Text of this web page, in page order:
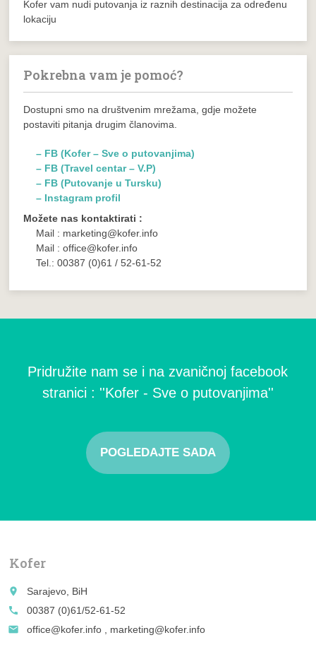
Kofer vam nudi putovanja iz raznih destinacija za određenu
lokaciju
Pokrebna vam je pomoć?
Dostupni smo na društvenim mrežama, gdje možete
postaviti pitanja drugim članovima.
– FB (Kofer – Sve o putovanjima)
– FB (Travel centar – V.P)
– FB (Putovanje u Tursku)
– Instagram profil
Možete nas kontaktirati :
Mail : marketing@kofer.info
Mail : office@kofer.info
Tel.: 00387 (0)61 / 52-61-52
Pridružite nam se i na zvaničnoj facebook
stranici : ''Kofer - Sve o putovanjima''
POGLEDAJTE SADA
Kofer
place
Sarajevo, BiH
call
00387 (0)61/52-61-52
email
office@kofer.info , marketing@kofer.info